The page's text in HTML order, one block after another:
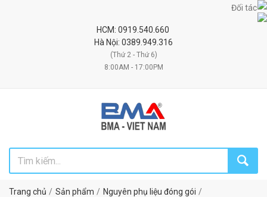
Đối tác uy tín
HCM: 0919.540.660
Hà Nội: 0389.949.316
(Thứ 2 - Thứ 6)
8:00AM - 17:00PM
Trang chủ Sản phẩm
Nguyên phụ liệu đóng gói